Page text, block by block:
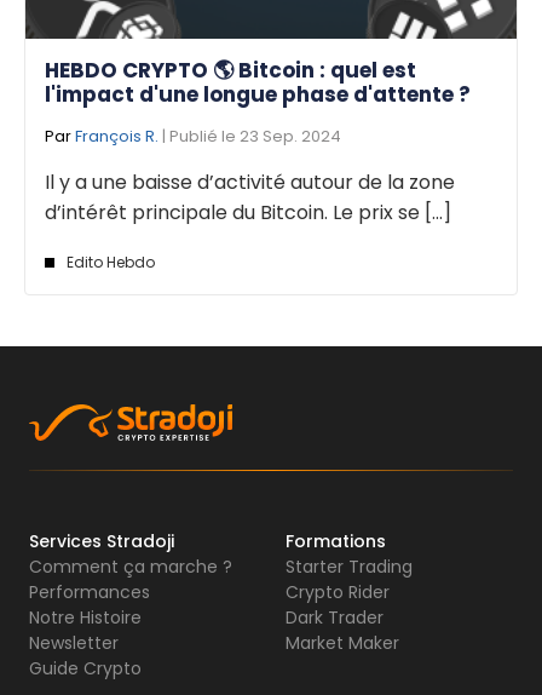
HEBDO CRYPTO 🌎 Bitcoin : quel est
l'impact d'une longue phase d'attente ?
ParFrançois R. | Publié le 23 Sep. 2024
Il y a une baisse d’activité autour de la zone
d’intérêt principale du Bitcoin. Le prix se [...]
Edito Hebdo
Services Stradoji
Comment ça marche ?
Performances
Notre Histoire
Newsletter
Guide Crypto
Formations
Starter Trading
Crypto Rider
Dark Trader
Market Maker